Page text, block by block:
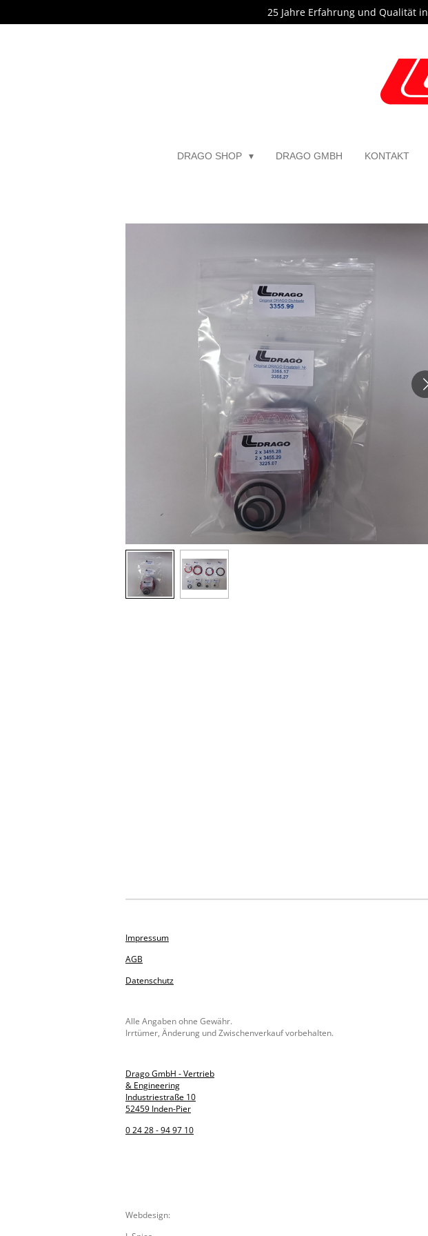
Hauptinhalt
25 Jahre Erfahrung und Qualität
DRAGO SHOP DRAGO GMBH KONTAKT
Impressum
AGB
Datenschutz
Alle Angaben ohne Gewähr.
Irrtümer, Änderung und Zwischenverkauf vorbehalten.
Drago GmbH - Vertrieb
& Engineering
Industriestraße 10
52459 Inden-Pier
0 24 28 - 94 97 10
Webdesign: